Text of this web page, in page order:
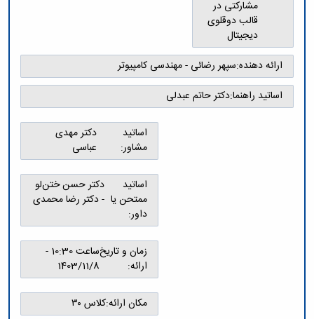
پژوهشی
معاونت
تحصیلات
تکمیلی
کمیته
منتخب
هیات
ها
سمینارها
و
پایان
نامه
صنایع
گروه
کامپیوتر
نشریات
پژوهش
های
مهندسی
مکانیک
مهندسی
کامپیوتر
مشارکتی در
قالب دوقلوی
دیجیتال
ارائه دهنده:سپهر رضائی - مهندسی کامپیوتر
اساتید راهنما:دکتر حاتم عبدلی
اساتید
مشاور:
دکتر مهدی
عباسی
اساتید
ممتحن یا
داور:
دکتر حسن ختن‌لو
- دکتر رضا محمدی
زمان و تاریخ
ارائه:
ساعت 10:30 -
1403/11/8
مکان ارائه:کلاس ۳۰